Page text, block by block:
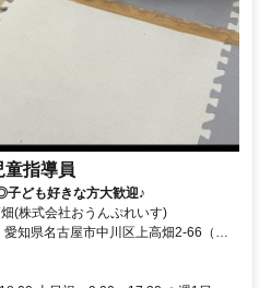
童指導員
ども好きな方大歓迎♪
(株式会社おうんぷれいす)
知県名古屋市中川区上高畑2-66（八